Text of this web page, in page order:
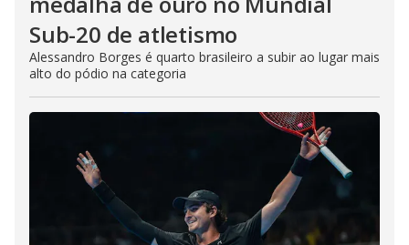
Sub-20 de atletismo
Alessandro Borges é quarto brasileiro a subir ao lugar mais
alto do pódio na categoria